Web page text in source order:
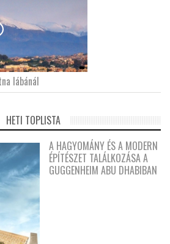
lábánál
HETI TOPLISTA
A HAGYOMÁNY ÉS A MODERN
ÉPÍTÉSZET TALÁLKOZÁSA A
GUGGENHEIM ABU DHABIBAN